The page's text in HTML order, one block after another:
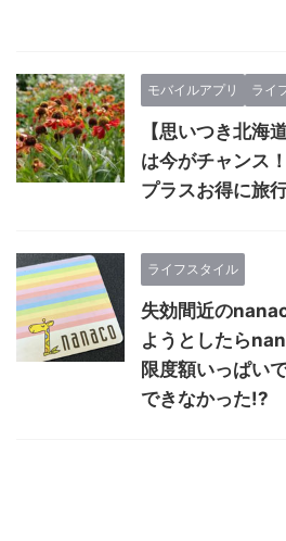
モバイルアプリ ライ
【思いつき北海
は今がチャンス！
プラスお得に旅
ライフスタイル
失効間近の
ようとしたら
限度額いっぱい
できなかった!?